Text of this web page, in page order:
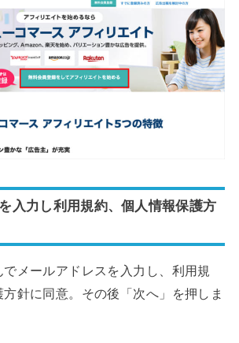
入力し利用規約、個人情報保護方
メールアドレスを入力し、利用規
針に同意。その後「次へ」を押しま